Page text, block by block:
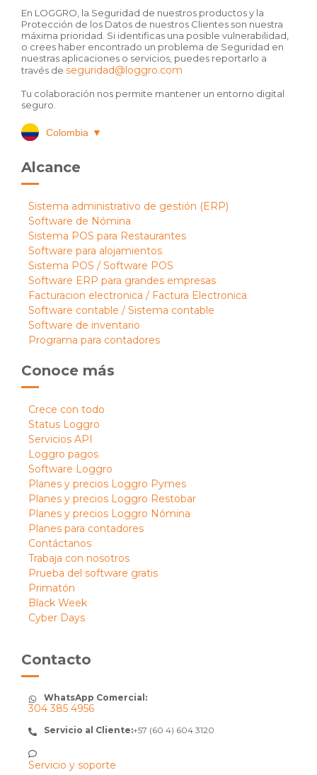
En LOGGRO, la Seguridad de nuestros productos y la
Protección de los Datos de nuestros Clientes son nuestra
máxima prioridad. Si identificas una posible vulnerabilidad,
o crees haber encontrado un problema de Seguridad en
nuestras aplicaciones o servicios, puedes reportarlo a
través de seguridad@loggro.com
Tu colaboración nos permite mantener un entorno digital
seguro.
Colombia ▼
Alcance
Sistema administrativo de gestión (ERP)
Software de Nómina
Sistema POS para Restaurantes
Software para alojamientos
Sistema POS / Software POS
Software ERP para grandes empresas
Facturacion electronica / Factura Electronica
Software contable / Sistema contable
Software de inventario
Programa para contadores
Conoce más
Crece con todo
Status Loggro
Servicios API
Loggro pagos
Software Loggro
Planes y precios Loggro Pymes
Planes y precios Loggro Restobar
Planes y precios Loggro Nómina
Planes para contadores
Contáctanos
Trabaja con nosotros
Prueba del software gratis
Primatón
Black Week
Cyber Days
Contacto
WhatsApp Comercial:
304 385 4956
Servicio al Cliente:+57 (60 4) 604 3120
Servicio y soporte